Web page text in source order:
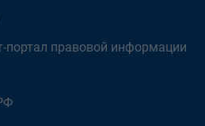
портал правовой информации